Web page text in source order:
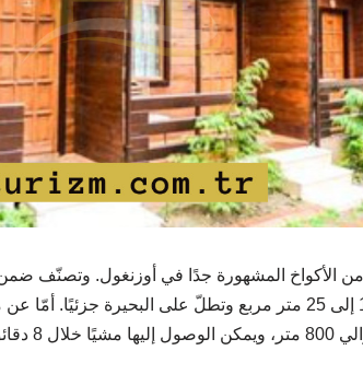
الأكواخ المشهورة جدًا في أوزنغول. وتصنّف ضمن
أكواخ بمساحة تتراوح من 15 إلى 25 متر مربع وتطلّ على
8 دقائق.